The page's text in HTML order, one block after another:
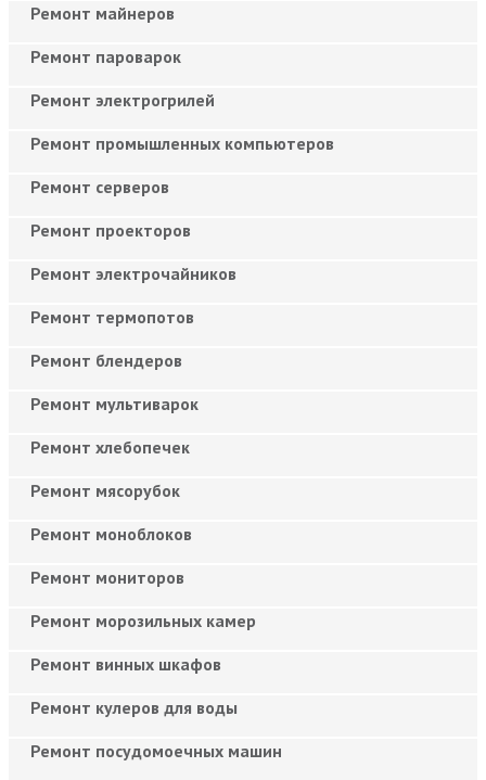
Ремонт майнеров
Ремонт пароварок
Ремонт электрогрилей
Ремонт промышленных компьютеров
Ремонт серверов
Ремонт проекторов
Ремонт электрочайников
Ремонт термопотов
Ремонт блендеров
Ремонт мультиварок
Ремонт хлебопечек
Ремонт мясорубок
Ремонт моноблоков
Ремонт мониторов
Ремонт морозильных камер
Ремонт винных шкафов
Ремонт кулеров для воды
Ремонт посудомоечных машин